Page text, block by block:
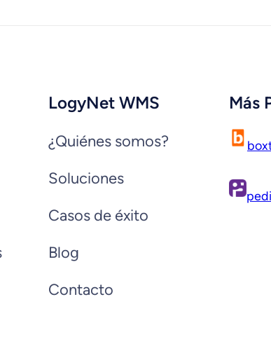
LogyNet WMS
¿Quiénes somos?
Soluciones
Casos de éxito
Blog
Contacto
Más